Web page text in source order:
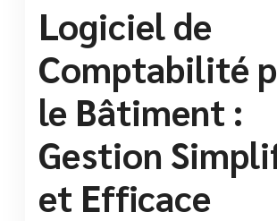
Logiciel de
Comptabilité
le Bâtiment :
Gestion
et Efficace